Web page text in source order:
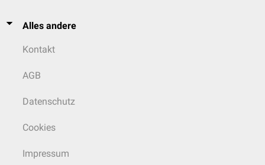
Alles andere
Kontakt
AGB
Datenschutz
Cookies
Impressum